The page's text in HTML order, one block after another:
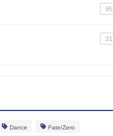
95
31
Dance Fate/Zero